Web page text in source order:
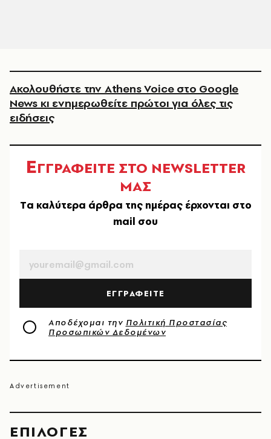
EΠΙΛΟΓΈΣ
Ακολουθήστε την Athens Voice στο Google
News κι ενημερωθείτε πρώτοι για όλες τις
ειδήσεις
ΕΓΓΡΑΦΕΙΤΕ ΣΤΟ NEWSLETTER
ΜΑΣ
Tα καλύτερα άρθρα της ημέρας έρχονται στο
mail σου
ΕΓΓΡΑΦΕΙΤΕ
Αποδέχομαι την Πολιτική Προστασίας
Προσωπικών Δεδομένων